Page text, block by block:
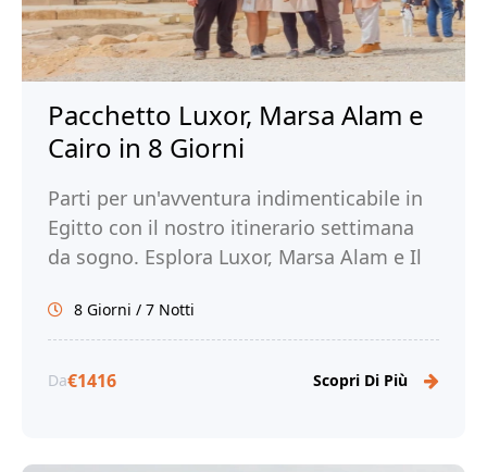
Pacchetto Luxor, Marsa Alam e
Cairo in 8 Giorni
Parti per un'avventura indimenticabile in
Egitto con il nostro itinerario settimana
da sogno. Esplora Luxor, Marsa Alam e Il
8 Giorni / 7 Notti
Da€1416 Scopri Di Più